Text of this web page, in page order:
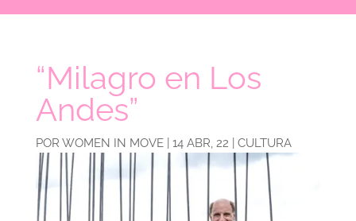
“Milagro en Los
Andes”
POR WOMEN IN MOVE| 14 ABR, 22 CULTURA